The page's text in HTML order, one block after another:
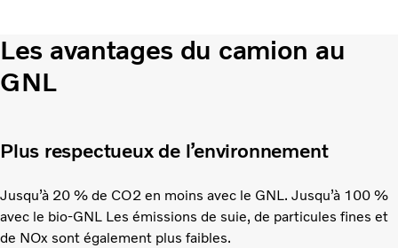
Les avantages du camion au
GNL
Plus respectueux de l’environnement
Jusqu’à 20 % de CO2 en moins avec le GNL. Jusqu’à 100 %
avec le bio-GNL Les émissions de suie, de particules fines et
de NOx sont également plus faibles.